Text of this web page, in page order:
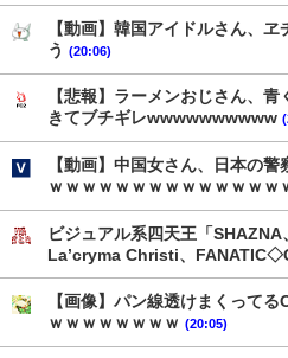
【動画】韓国アイドルさん、
う (20:06)
【悲報】ラーメンおじさん、
きてブチギレwwwwwwwwww
【動画】中国女さん、日本の
ｗｗｗｗｗｗｗｗｗｗｗｗｗｗ
ビジュアル系四天王「SHAZNA
La’cryma Christi、
【画像】パン線透けまくって
ｗｗｗｗｗｗｗｗ (20:05)